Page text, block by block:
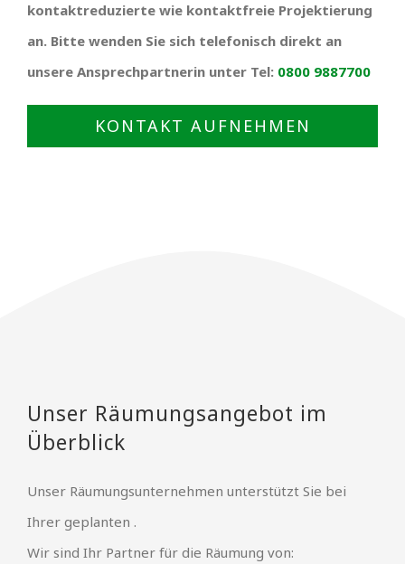
kontaktreduzierte wie kontaktfreie Projektierung
an. Bitte wenden Sie sich telefonisch direkt an
unsere Ansprechpartnerin unter Tel: 0800 9887700
KONTAKT AUFNEHMEN
Unser Räumungsangebot im
Überblick
Unser Räumungsunternehmen unterstützt Sie bei
Ihrer geplanten .
Wir sind Ihr Partner für die Räumung von: